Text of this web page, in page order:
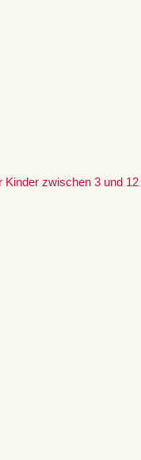
Kinder zwischen 3 und 12